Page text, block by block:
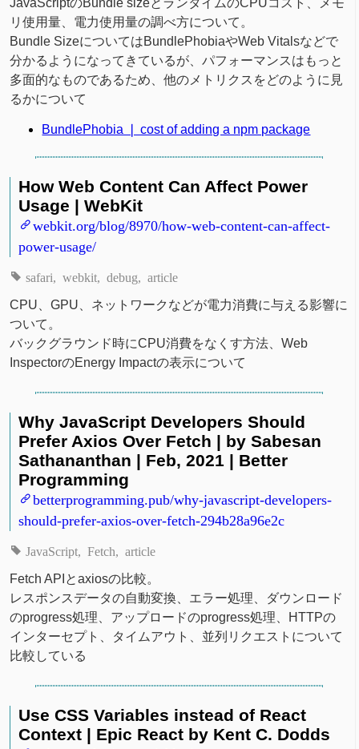
JavaScriptのBundle sizeとランタイムのCPUコスト、メモ
リ使用量、電力使用量の調べ方について。
Bundle SizeについてはBundlePhobiaやWeb Vitalsなどで
分かるようになってきているが、パフォーマンスはもっと
多面的なものであるため、他のメトリクスをどのように見
るかについて
BundlePhobia ❘ cost of adding a npm package
How Web Content Can Affect Power
Usage | WebKit
webkit.org/blog/8970/how-web-content-can-affect-
power-usage/
safari webkit debug article
CPU、GPU、ネットワークなどが電力消費に与える影響に
ついて。
バックグラウンド時にCPU消費をなくす方法、Web
InspectorのEnergy Impactの表示について
Why JavaScript Developers Should
Prefer Axios Over Fetch | by Sabesan
Sathananthan | Feb, 2021 | Better
Programming
betterprogramming.pub/why-javascript-developers-
should-prefer-axios-over-fetch-294b28a96e2c
JavaScript Fetch article
Fetch APIとaxiosの比較。
レスポンスデータの自動変換、エラー処理、ダウンロード
のprogress処理、アップロードのprogress処理、HTTPの
インターセプト、タイムアウト、並列リクエストについて
比較している
Use CSS Variables instead of React
Context | Epic React by Kent C. Dodds